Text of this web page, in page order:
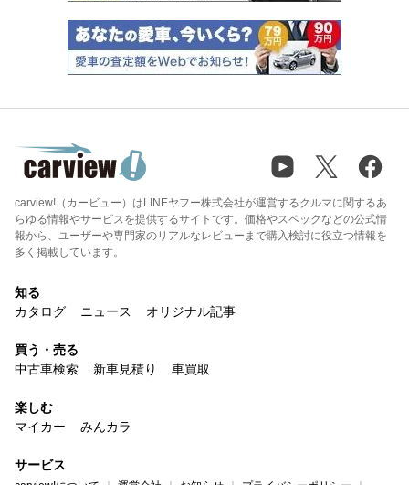
carview!（カービュー）はLINEヤフー株式会社が運営するクルマに関するあ
らゆる情報やサービスを提供するサイトです。価格やスペックなどの公式情
報から、ユーザーや専門家のリアルなレビューまで購入検討に役立つ情報を
多く掲載しています。
知る
カタログ
ニュース オリジナル記事
買う・売る
中古車検索
新車見積り 車買取
楽しむ
マイカー
みんカラ
サービス